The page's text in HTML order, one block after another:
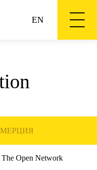
EN
The Open Network